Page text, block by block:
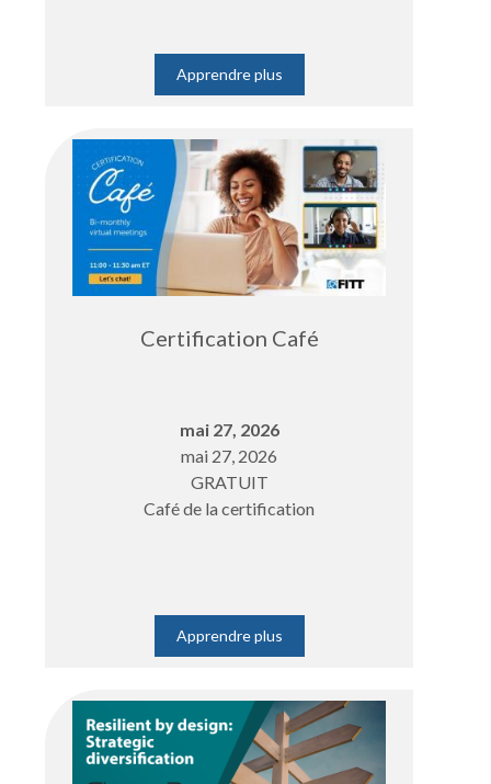
Apprendre plus
Certification Café
mai 27, 2026
mai 27, 2026
GRATUIT
Café de la certification
Apprendre plus